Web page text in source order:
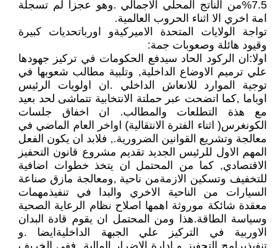
7.5%من الناتج المحلي الاجمالي .وهو عجزا لم تسجلة
امة اخري الا اثناء الحروب العالمية.
تواجة الولايات المتحدة الاميركيةو اورباتحديات كبيرة
وقيود هائلة وصعوبات جمة:
اولا:ان الركود الحاد سيدفع الحكومات في تركيز جهودها
علي ترميم الاوضاع الداخلية, وتلبية مطالب شعوبها في
توجية الموارد للانعاش الداخلي .ان اولويات الرئيس
اوباما ,كما اتضحت عبر حملتة الانتخابية تتماشى لحد بعيد
مع هذة التطلعات والمطالب. ان اخفاق جلسات
الكونغرس( اثناء الفترة الانتقالية) اواخر العام الماضي في
معالجة وتشريع القوانين الضرورية., فلابد ان يكون الفعل
المهم الاول للرئيس الجديد تقديم مشروع قانون التحفيز
الاقتصادي, كما من المحتمل ان يتخذ خطوات اضافية
للتخفيف وتسكين الازمةمن ناحية ,ومعالجة مازق صناعة
السيارات من الناحية الاخري والبدا في تنفيذمهمات
معقدة شائكة موروثة اهمها اصلاح نظام الرعاية الصحية
وسياسة الطاقة.هذا ومن المحتمل ان يقوم قادة البدان
الاوربية في التركيز علي الجبهة الداخليةايضا .و